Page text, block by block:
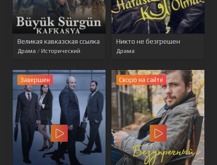
Великая кавказская ссылка
Драма / Исторический
Никто не безгрешен
Драма
Завершен Cкоро на сайте